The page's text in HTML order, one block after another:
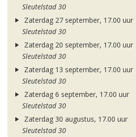
Sleutelstad 30
Zaterdag 27 september, 17.00 uur
Sleutelstad 30
Zaterdag 20 september, 17.00 uur
Sleutelstad 30
Zaterdag 13 september, 17.00 uur
Sleutelstad 30
Zaterdag 6 september, 17.00 uur
Sleutelstad 30
Zaterdag 30 augustus, 17.00 uur
Sleutelstad 30